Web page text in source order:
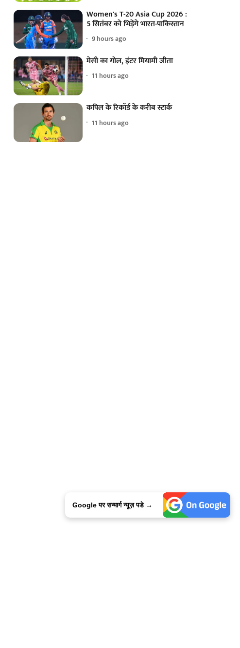
Women's T-20 Asia Cup 2026 :
5 सितंबर को भिड़ेंगे भारत-पाकिस्तान
9 hours ago
मेसी का गोल, इंटर मियामी जीता
11 hours ago
कपिल के रिकॉर्ड के करीब स्टार्क
11 hours ago
Google पर सन्मार्ग न्यूज़ पडे →